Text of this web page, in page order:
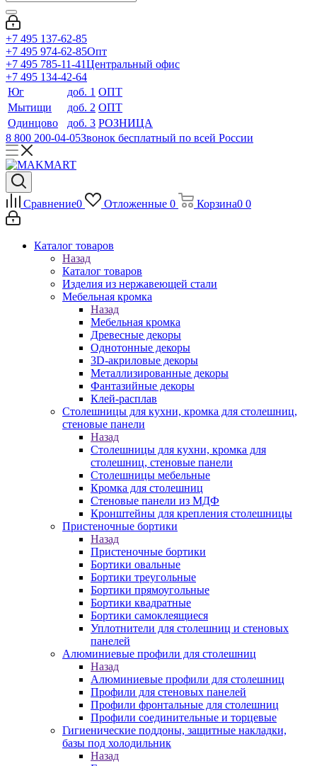
+7 495 137-62-85
+7 495 974-62-85Опт
+7 495 785-11-41Центральный офис
+7 495 134-42-64
Юг
доб. 1 ОПТ
Мытищи
доб. 2 ОПТ
Одинцово
доб. 3 РОЗНИЦА
8 800 200-04-05Звонок бесплатный по всей России
Сравнение0 Отложенные 0 Корзина0 0
Каталог товаров
Назад
Каталог товаров
Изделия из нержавеющей стали
Мебельная кромка
Назад
Мебельная кромка
Древесные декоры
Однотонные декоры
3D-акриловые декоры
Металлизированные декоры
Фантазийные декоры
Клей-расплав
Столешницы для кухни, кромка для столешниц,
стеновые панели
Назад
Столешницы для кухни, кромка для
столешниц, стеновые панели
Столешницы мебельные
Кромка для столешниц
Стеновые панели из МДФ
Кронштейны для крепления столешницы
Пристеночные бортики
Назад
Пристеночные бортики
Бортики овальные
Бортики треугольные
Бортики прямоугольные
Бортики квадратные
Бортики самоклеящиеся
Уплотнители для столешниц и стеновых
панелей
Алюминиевые профили для столешниц
Назад
Алюминиевые профили для столешниц
Профили для стеновых панелей
Профили фронтальные для столешниц
Профили соединительные и торцевые
Гигиенические поддоны, защитные накладки,
базы под холодильник
Назад